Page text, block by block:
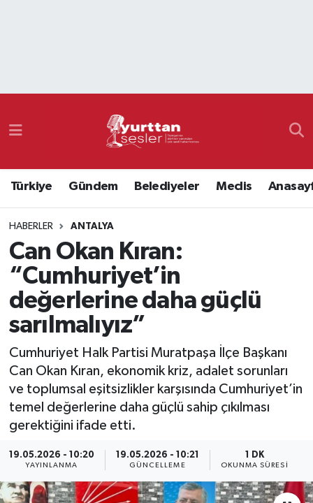
Türkiye Gündem Belediyeler Meclis
HABERLER ANTALYA
Can Okan Kıran:
“Cumhuriyet’in
değerlerine daha güçlü
sarılmalıyız”
Cumhuriyet Halk Partisi Muratpaşa İlçe Başkanı
Can Okan Kıran, ekonomik kriz, adalet sorunları
ve toplumsal eşitsizlikler karşısında Cumhuriyet’in
temel değerlerine daha güçlü sahip çıkılması
gerektiğini ifade etti.
19.05.2026 - 10:20
YAYINLANMA
19.05.2026 - 10:21
GÜNCELLEME
1 DK
OKUNMA SÜRESI
Namaz Vakitleri
Süper Lig Puan Durumu ve Fikstür
Tüm Manşetler
Son Dakika Haberleri
Haber Arşivi